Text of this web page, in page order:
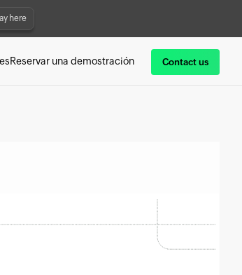
here
Reservar una demostración Contact us